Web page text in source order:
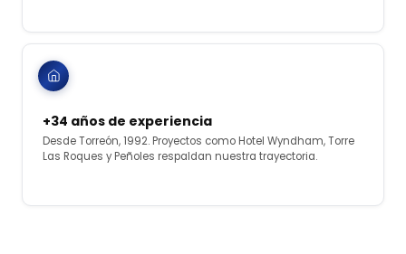
+34 años de experiencia
Desde Torreón, 1992. Proyectos como Hotel Wyndham, Torre
Las Roques y Peñoles respaldan nuestra trayectoria.